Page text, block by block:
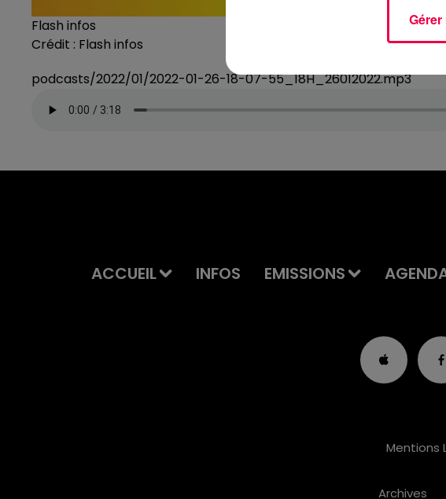
Flash infos
Crédit : Flash infos
podcasts/2022/01/2022-01-26-18-07-55_18H_26012022.mp3
ACCUEIL INFOS EMISSIONS
Mentions
Archives